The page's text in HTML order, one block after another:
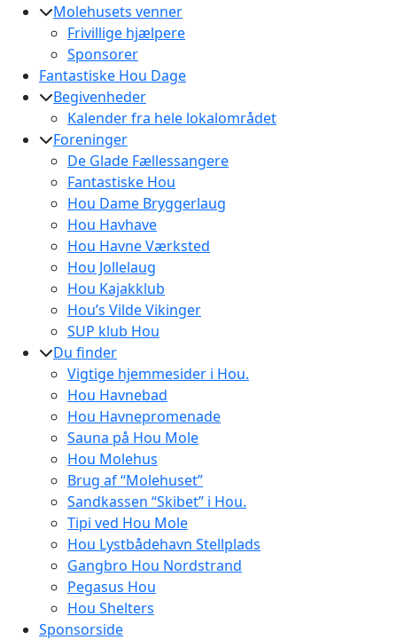
Molehusets venner
Frivillige hjælpere
Sponsorer
Fantastiske Hou Dage
Begivenheder
Kalender fra hele lokalområdet
Foreninger
De Glade Fællessangere
Fantastiske Hou
Hou Dame Bryggerlaug
Hou Havhave
Hou Havne Værksted
Hou Jollelaug
Hou Kajakklub
Hou’s Vilde Vikinger
SUP klub Hou
Du finder
Vigtige hjemmesider i Hou.
Hou Havnebad
Hou Havnepromenade
Sauna på Hou Mole
Hou Molehus
Brug af “Molehuset”
Sandkassen “Skibet” i Hou.
Tipi ved Hou Mole
Hou Lystbådehavn Stellplads
Gangbro Hou Nordstrand
Pegasus Hou
Hou Shelters
Sponsorside